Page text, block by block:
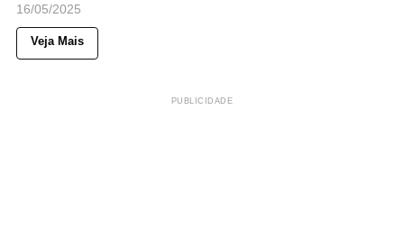
16/05/2025
Veja Mais
PUBLICIDADE